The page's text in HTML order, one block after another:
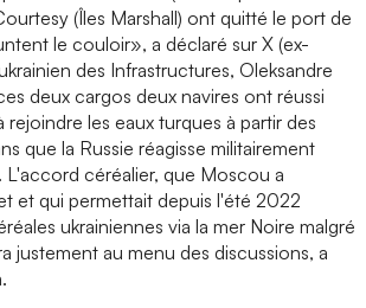
(Îles Marshall) ont quitté le port de
le couloir», a déclaré sur X (ex-
des Infrastructures, Oleksandre
deux cargos deux navires ont réussi
rejoindre les eaux turques à partir des
que la Russie réagisse militairement
L'accord céréalier, que Moscou a
et qui permettait depuis l'été 2022
ukrainiennes via la mer Noire malgré
justement au menu des discussions, a